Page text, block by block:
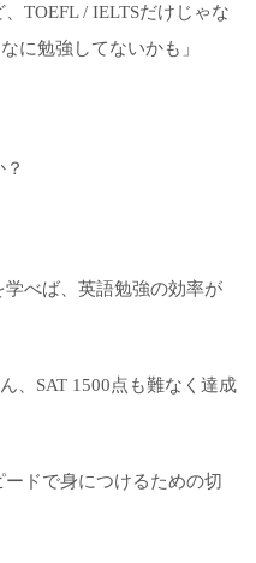
TOEFL / IELTSだけじゃな
に勉強してないかも」
べば、英語勉強の効率が
、SAT 1500点も難なく達成
ドで身につけるための切